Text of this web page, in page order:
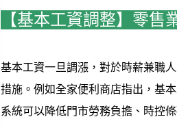
【基本工資調整】零售
基本工資一旦調漲，對於時薪兼職
措施。例如全家便利商店指出，基
系統可以降低門市勞務負擔、時控